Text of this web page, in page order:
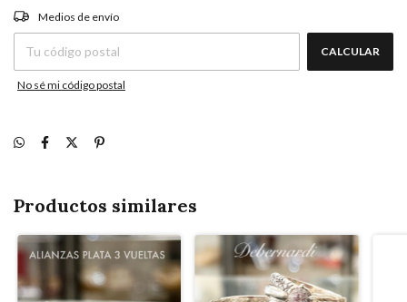
Entregas para el CP:
Medios de envío
CALCULAR
No sé mi código postal
Productos similares